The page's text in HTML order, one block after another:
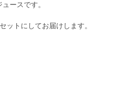
ースです。
ットにしてお届けします。